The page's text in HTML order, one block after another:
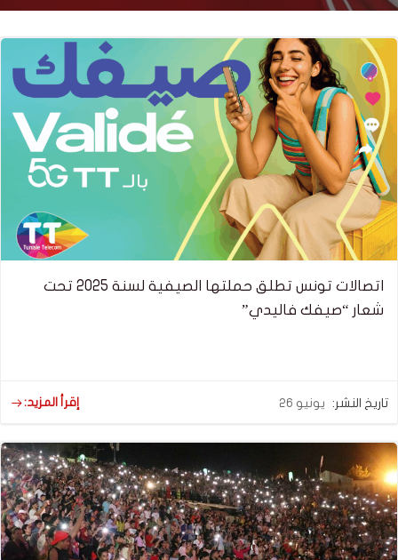
اتصالات تونس تطلق حملتها الصيفية لسنة 2025 تحت
شعار “صيفك فاليدي”
تاريخ النشر: يونيو 26 إقرأ المزيد: